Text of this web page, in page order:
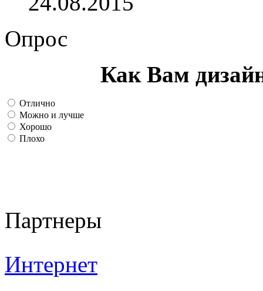
Опрос
Как Вам
Отлично
Можно и лучше
Хорошо
Плохо
Партнеры
Интернет